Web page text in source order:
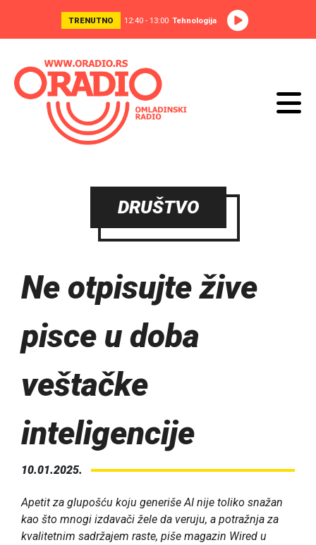
TRENUTNO 12:40 - 13:00 Tehnologija
DRUŠTVO
Ne otpisujte žive
pisce u doba
veštačke
inteligencije
10.01.2025.
Apetit za glupošću koju generiše AI nije toliko snažan
kao što mnogi izdavači žele da veruju, a potražnja za
kvalitetnim sadržajem raste, piše magazin Wired u